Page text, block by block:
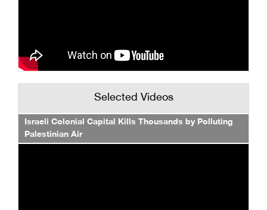
Selected Videos
Israeli Colonial Capital Kills Thousands by Polluting
Palestinian Air